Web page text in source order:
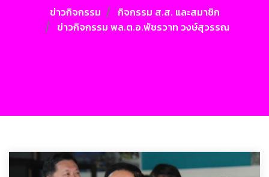
ข่าวกิจกรรม
กิจกรรม ส.ส. และสมาชิก
ข่าวกิจกรรม พล.ต.อ.พัชรวาท วงษ์สุวรรณ